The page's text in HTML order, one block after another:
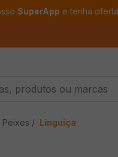
SuperApp e tenha
Peixes Linguiça